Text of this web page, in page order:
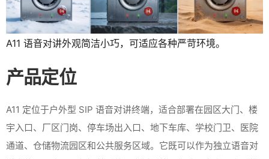
A11 语音对讲外观简洁小巧，可适应各种严苛环境。
产品定位
A11 定位于户外型 SIP 语音对讲终端，适合部署在园区大门、楼
宇入口、厂区门岗、停车场出入口、地下车库、学校门卫、医院
通道、仓储物流园区和公共服务区域。它既可以作为独立语音对